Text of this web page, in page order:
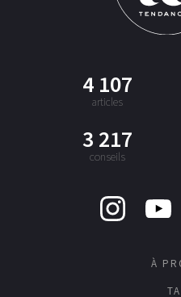
4 107
articles
3 217
conseils
À